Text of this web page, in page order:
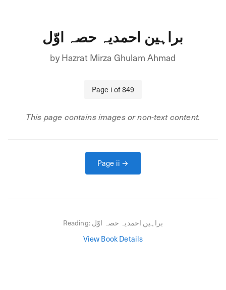
براہین احمدیہ حصہ اوّل
byHazrat Mirza Ghulam Ahmad
Page iof849
This page contains images or non-text content.
Page ii →
Reading:براہین احمدیہ حصہ اوّل
View Book Details